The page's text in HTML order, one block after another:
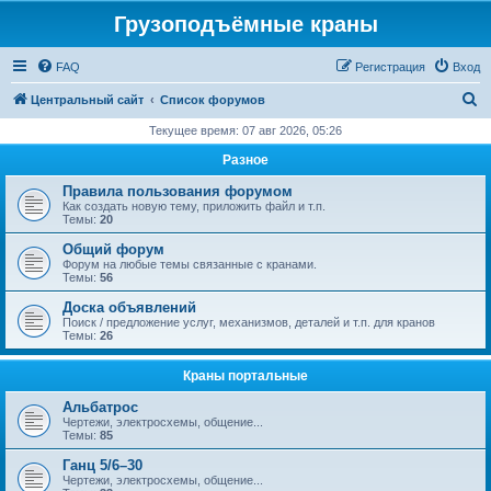
Грузоподъёмные краны
FAQ Вход
Регистрация
Центральный сайт Список форумов
с
Текущее время: 07 авг 2026, 05:26
Разное
Правила пользования форумом
Как создать новую тему, приложить файл и т.п.
Темы: 20
Общий форум
Форум на любые темы связанные с кранами.
Темы: 56
Доска объявлений
Поиск / предложение услуг, механизмов, деталей и т.п. для кранов
Темы: 26
Краны портальные
Альбатрос
Чертежи, электросхемы, общение...
Темы: 85
Ганц 5/6–30
Чертежи, электросхемы, общение...